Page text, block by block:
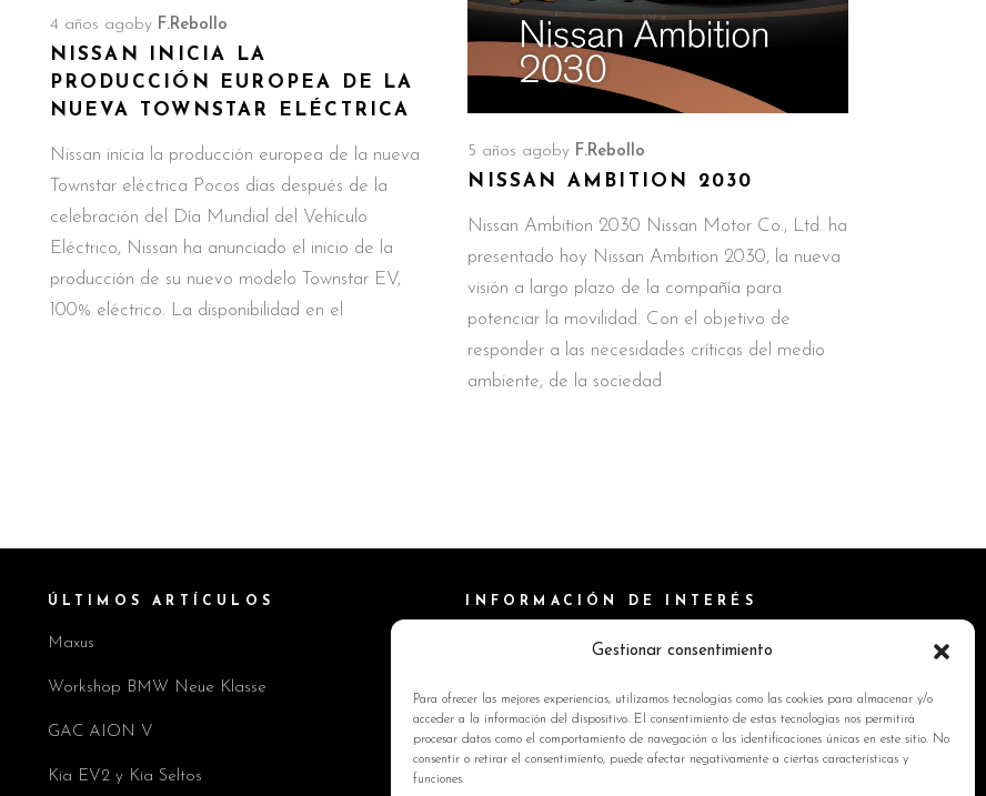
Gestionar consentimiento
Para ofrecer las mejores experiencias, utilizamos tecnologías como las cookies para almacenar y/o
acceder a la información del dispositivo. El consentimiento de estas tecnologías nos permitirá
procesar datos como el comportamiento de navegación o las identificaciones únicas en este sitio. No
consentir o retirar el consentimiento, puede afectar negativamente a ciertas características y
funciones.
4 años agoby F.Rebollo
NISSAN INICIA LA
PRODUCCIÓN EUROPEA DE LA
NUEVA TOWNSTAR ELÉCTRICA
Nissan inicia la producción europea de la nueva
Townstar eléctrica Pocos días después de la
celebración del Día Mundial del Vehículo
Eléctrico, Nissan ha anunciado el inicio de la
producción de su nuevo modelo Townstar EV,
100% eléctrico. La disponibilidad en el
5 años agoby F.Rebollo
NISSAN AMBITION 2030
Nissan Ambition 2030 Nissan Motor Co., Ltd. ha
presentado hoy Nissan Ambition 2030, la nueva
visión a largo plazo de la compañía para
potenciar la movilidad. Con el objetivo de
responder a las necesidades críticas del medio
ambiente, de la sociedad
ÚLTIMOS ARTÍCULOS
Maxus
Workshop BMW Neue Klasse
GAC AION V
Kia EV2 y Kia Seltos
INFORMACIÓN DE INTERÉS
Política de Cookies
Política de privacidad
Contacto